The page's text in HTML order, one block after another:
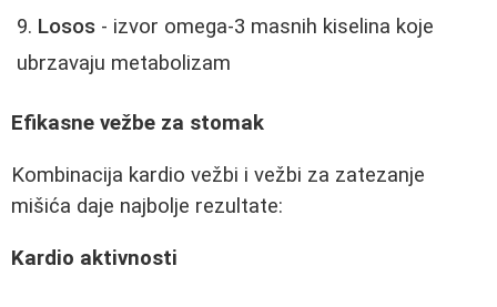
Losos - izvor omega-3 masnih kiselina koje
ubrzavaju metabolizam
Efikasne vežbe za stomak
Kombinacija kardio vežbi i vežbi za zatezanje
mišića daje najbolje rezultate:
Kardio aktivnosti